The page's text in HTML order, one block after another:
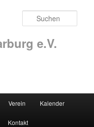
e.V.
Verein Kalender
Kontakt